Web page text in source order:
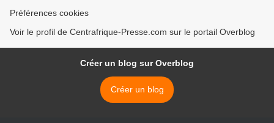
Préférences cookies
Voir le profil de Centrafrique-Presse.com sur le portail Overblog
Créer un blog sur Overblog
Créer un blog